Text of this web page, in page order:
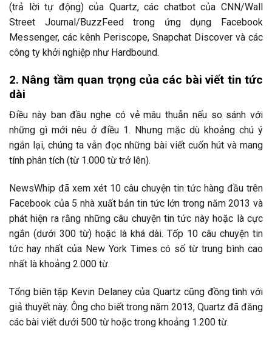
(trả lời tự động) của Quartz, các chatbot của CNN/Wall
Street Journal/BuzzFeed trong ứng dụng Facebook
Messenger, các kênh Periscope, Snapchat Discover và các
công ty khởi nghiệp như Hardbound.
2. Nâng tầm quan trọng của các bài viết tin tức
dài
Điều này ban đầu nghe có vẻ mâu thuẫn nếu so sánh với
những gì mới nêu ở điều 1. Nhưng mặc dù khoảng chú ý
ngắn lại, chúng ta vẫn đọc những bài viết cuốn hút và mang
tính phân tích (từ 1.000 từ trở lên).
NewsWhip đã xem xét 10 câu chuyện tin tức hàng đầu trên
Facebook của 5 nhà xuất bản tin tức lớn trong năm 2013 và
phát hiện ra rằng những câu chuyện tin tức này hoặc là cực
ngắn (dưới 300 từ) hoặc là khá dài. Tốp 10 câu chuyện tin
tức hay nhất của New York Times có số từ trung bình cao
nhất là khoảng 2.000 từ.
Tổng biên tập Kevin Delaney của Quartz cũng đồng tình với
giả thuyết này. Ông cho biết trong năm 2013, Quartz đã đăng
các bài viết dưới 500 từ hoặc trong khoảng 1.200 từ.